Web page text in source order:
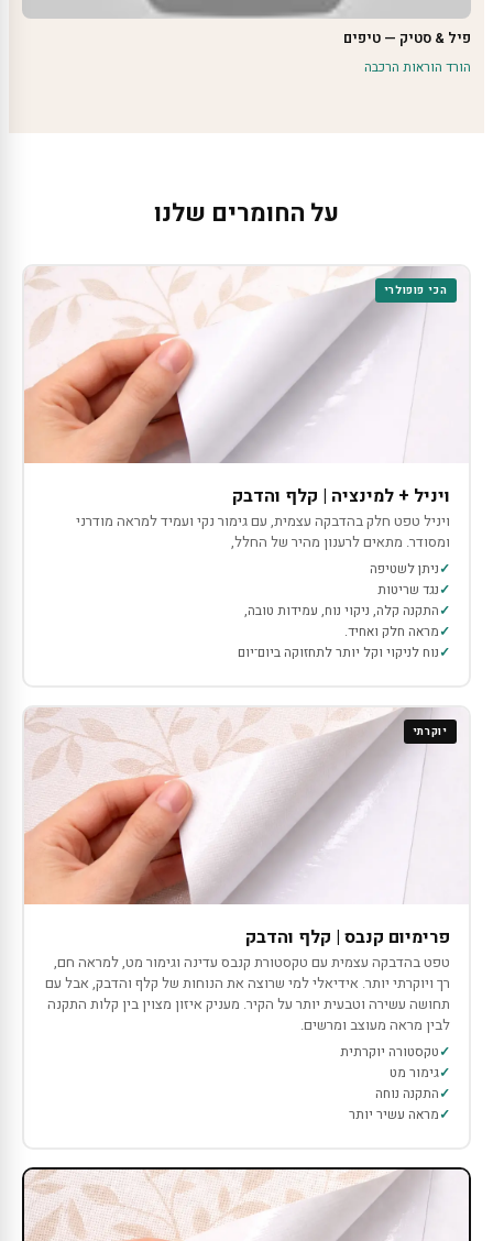
פיל & סטיק — טיפים
הורד הוראות הרכבה
על החומרים שלנו
הכי פופולרי
ויניל + למינציה | קלף והדבק
ויניל טפט חלק בהדבקה עצמית, עם גימור נקי ועמיד למראה מודרני
ומסודר. מתאים לרענון מהיר של החלל,
ניתן לשטיפה
נגד שריטות
התקנה קלה, ניקוי נוח, עמידות טובה,
מראה חלק ואחיד.
נוח לניקוי וקל יותר לתחזוקה ביום־יום
יוקרתי
פרימיום קנבס | קלף והדבק
טפט בהדבקה עצמית עם טקסטורת קנבס עדינה וגימור מט, למראה חם,
רך ויוקרתי יותר. אידיאלי למי שרוצה את הנוחות של קלף והדבק, אבל עם
תחושה עשירה וטבעית יותר על הקיר. מעניק איזון מצוין בין קלות התקנה
לבין מראה מעוצב ומרשים.
טקסטורה יוקרתית
גימור מט
התקנה נוחה
מראה עשיר יותר